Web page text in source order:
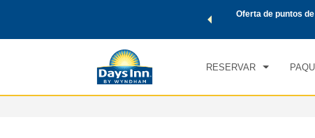
de Wyndham, además, gana puntos Wyndham Rewards
Oferta de puntos
RESERVAR